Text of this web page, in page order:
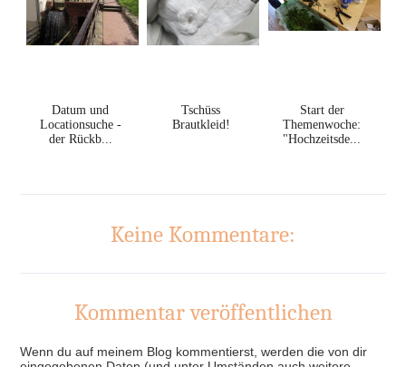
Datum und
Locationsuche -
der Rückb...
Tschüss
Brautkleid!
Start der
Themenwoche:
"Hochzeitsde...
Keine Kommentare:
Kommentar veröffentlichen
Wenn du auf meinem Blog kommentierst, werden die von dir